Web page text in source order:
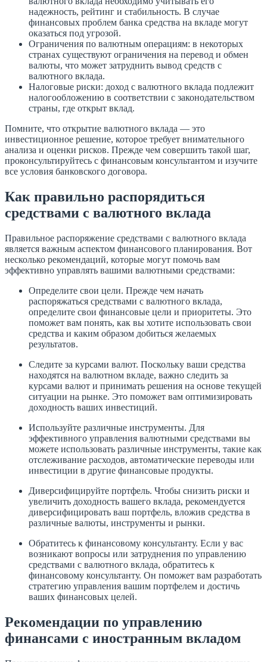
надежность, рейтинг и стабильность. В случае
финансовых проблем банка средства на вкладе могут
оказаться под угрозой.
Ограничения по валютным операциям: в некоторых
странах существуют ограничения на перевод и обмен
валюты, что может затруднить вывод средств с
валютного вклада.
Налоговые риски: доход с валютного вклада подлежит
налогообложению в соответствии с законодательством
страны, где открыт вклад.
Помните, что открытие валютного вклада — это
инвестиционное решение, которое требует внимательного
анализа и оценки рисков. Прежде чем совершить такой шаг,
проконсультируйтесь с финансовым консультантом и изучите
все условия банковского договора.
Как правильно распорядиться
средствами с валютного вклада
Правильное распоряжение средствами с валютного вклада
является важным аспектом финансового планирования. Вот
несколько рекомендаций, которые могут помочь вам
эффективно управлять вашими валютными средствами:
Определите свои цели. Прежде чем начать
распоряжаться средствами с валютного вклада,
определите свои финансовые цели и приоритеты. Это
поможет вам понять, как вы хотите использовать свои
средства и каким образом добиться желаемых
результатов.
Следите за курсами валют. Поскольку ваши средства
находятся на валютном вкладе, важно следить за
курсами валют и принимать решения на основе текущей
ситуации на рынке. Это поможет вам оптимизировать
доходность ваших инвестиций.
Используйте различные инструменты. Для
эффективного управления валютными средствами вы
можете использовать различные инструменты, такие как
отслеживание расходов, автоматические переводы или
инвестиции в другие финансовые продукты.
Диверсифицируйте портфель. Чтобы снизить риски и
увеличить доходность вашего вклада, рекомендуется
диверсифицировать ваш портфель, вложив средства в
различные валюты, инструменты и рынки.
Обратитесь к финансовому консультанту. Если у вас
возникают вопросы или затруднения по управлению
средствами с валютного вклада, обратитесь к
финансовому консультанту. Он поможет вам разработать
стратегию управления вашим портфелем и достичь
ваших финансовых целей.
Рекомендации по управлению
финансами с иностранным вкладом